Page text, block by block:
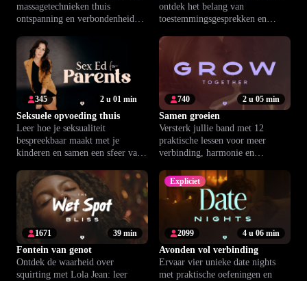
massagetechnieken thuis
ontspanning en verbondenheid
starten met zorgzaam aanraken.
ontdek het belang van
toestemmingsgesprekken en
2 u 01 min
345
Seksuele opvoeding thuis
Leer hoe je seksualiteit
bespreekbaar maakt met je
kinderen en samen een sfeer van
2 u 05 min
740
Samen groeien
Versterk jullie band met 12
praktische lessen voor meer
verbinding, harmonie en
39 min
1671
Fontein van genot
Ontdek de waarheid over
squirting met Lola Jean: leer
Expliciet
4 u 06 min
2099
Avonden vol verbinding
Ervaar vier unieke date nights
met praktische oefeningen en